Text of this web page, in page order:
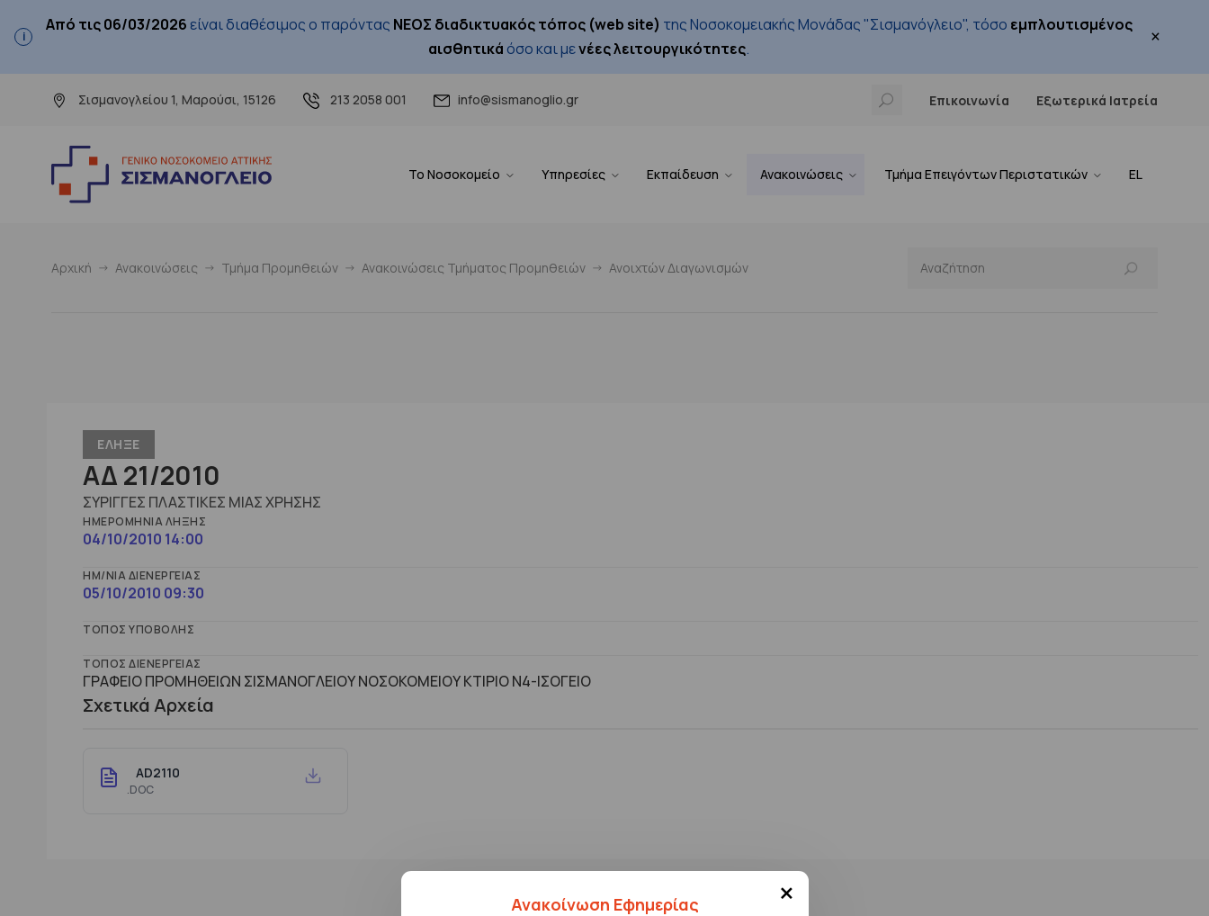
Από τις 06/03/2026 είναι διαθέσιμος ο παρόντας ΝΕΟΣ διαδικτυακός τόπος (web site) της Νοσοκομειακής Μονάδας "Σισμανόγλειο", τόσο εμπλουτισμένος
αισθητικάόσο και μενέες λειτουργικότητες. ×
Σισμανογλείου 1, Μαρούσι, 15126 213 2058 001 info@sismanoglio.gr Επικοινωνία Εξωτερικά Ιατρεία
Το Νοσοκομείο Υπηρεσίες Εκπαίδευση Ανακοινώσεις Τμήμα Επειγόντων Περιστατικών EL
×
Ανακοίνωση Εφημερίας
Αρχική Ανακοινώσεις Τμήμα Προμηθειών Ανακοινώσεις Τμήματος Προμηθειών Ανοιχτών Διαγωνισμών
ΕΛΗΞΕ
ΑΔ 21/2010
ΣΥΡΙΓΓΕΣ ΠΛΑΣΤΙΚΕΣ ΜΙΑΣ ΧΡΗΣΗΣ
ΗΜΕΡΟΜΗΝΊΑ ΛΉΞΗΣ
04/10/2010 14:00
ΗΜ/ΝΊΑ ΔΙΕΝΈΡΓΕΙΑΣ
05/10/2010 09:30
ΤΌΠΟΣ ΥΠΟΒΟΛΉΣ
ΤΌΠΟΣ ΔΙΕΝΈΡΓΕΙΑΣ
ΓΡΑΦΕΙΟ ΠΡΟΜΗΘΕΙΩΝ ΣΙΣΜΑΝΟΓΛΕΙΟΥ ΝΟΣΟΚΟΜΕΙΟΥ ΚΤΙΡΙΟ Ν4-ΙΣΟΓΕΙΟ
Σχετικά Αρχεία
AD2110
.DOC